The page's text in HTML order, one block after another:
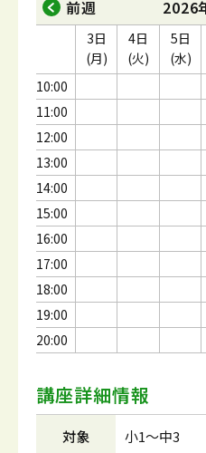
前週 2026
10:00
11:00
12:00
13:00
14:00
15:00
16:00
17:00
18:00
19:00
20:00
3日
(月)
4日
(火)
5日
(水)
講座詳細情報
対象 小1～中3